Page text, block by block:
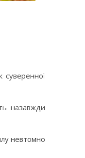
суверенної
назавжди
невтомно